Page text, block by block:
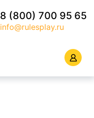
8 (800) 700 95 65
info@rulesplay.ru